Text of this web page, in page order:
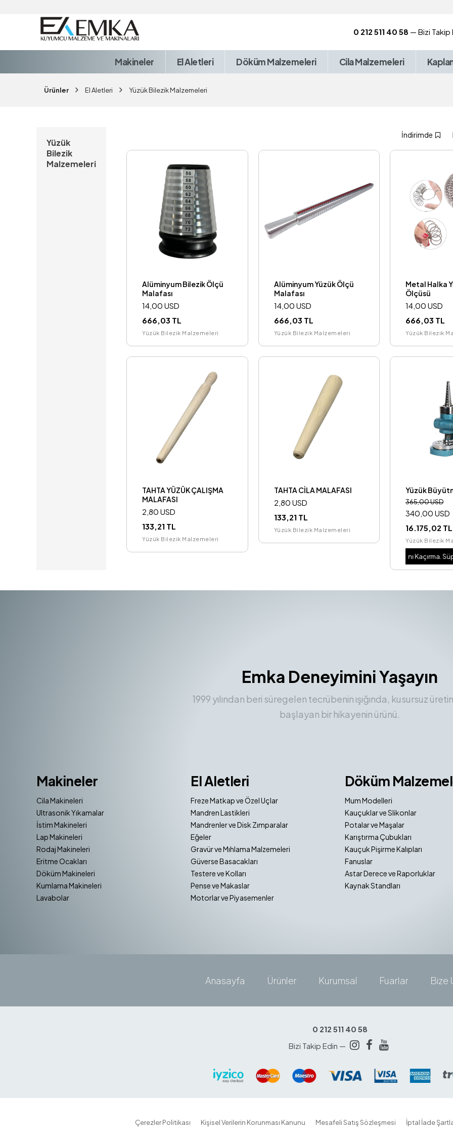
0 212 511 40 58 — Bizi Takip
Makineler El Aletleri Döküm Malzemeleri Cila Malzemeleri
Ürünler El Aletleri Yüzük Bilezik Malzemeleri
Yüzük
Bilezik
Malzemeleri
İndirimde
Alüminyum Bilezik Ölçü
Malafası
14,00 USD
666,03 TL
Yüzük Bilezik Malzemeleri
Alüminyum Yüzük Ölçü
Malafası
14,00 USD
666,03 TL
Yüzük Bilezik Malzemeleri
Metal Halka
Ölçüsü
14,00 USD
666,03 TL
Yüzük Bilezik
TAHTA YÜZÜK ÇALIŞMA
MALAFASI
2,80 USD
133,21 TL
Yüzük Bilezik Malzemeleri
TAHTA CİLA MALAFASI
2,80 USD
133,21 TL
Yüzük Bilezik Malzemeleri
Yüzük
365,00 USD
340,00 USD
16.175,02 TL
Yüzük Bilezik
İndirim Fırsatını Kaçırma. Süper
Süper
Emka Deneyimini Yaşayın
1999 yılından beri süregelen tecrübenin ışığında, kusursuz
başlayan bir hikayenin ürünü.
Makineler
Cila Makineleri
Ultrasonik Yıkamalar
İstim Makineleri
Lap Makineleri
Rodaj Makineleri
Eritme Ocakları
Döküm Makineleri
Kumlama Makineleri
Lavabolar
El Aletleri
Freze Matkap ve Özel Uçlar
Mandren Lastikleri
Mandrenler ve Disk Zımparalar
Eğeler
Gravür ve Mıhlama Malzemeleri
Güverse Basacakları
Testere ve Kolları
Pense ve Makaslar
Motorlar ve Piyasemenler
Döküm
Mum Modelleri
Kauçuklar ve Slikonlar
Potalar ve Maşalar
Karıştırma Çubukları
Kauçuk Pişirme Kalıpları
Fanuslar
Astar Derece ve Raporluklar
Kaynak Standları
Anasayfa Ürünler Kurumsal Fuarlar Bize
0 212 511 40 58
Bizi Takip Edin —
Çerezler Politikası Kişisel Verilerin Korunması Kanunu Mesafeli Satış Sözleşmesi İptal İade